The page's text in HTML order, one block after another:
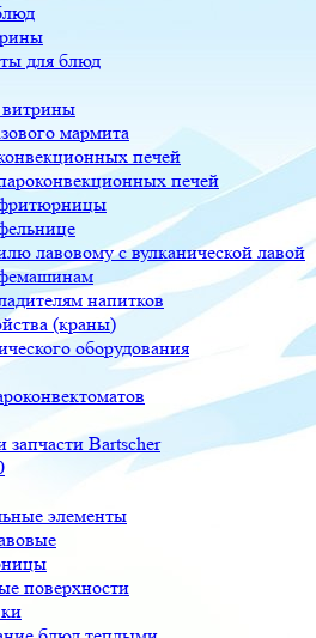
для блюд
мармита
печей
печей
фритюрницы
лавовому с вулканической лавой
напитков
(краны)
оборудования
Bartscher
элементы
поверхности